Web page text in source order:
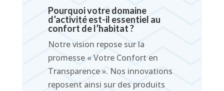
Pourquoi votre domaine
d’activité est-il essentiel au
confort de l’habitat ?
Notre vision repose sur la
promesse « Votre Confort en
Transparence ». Nos innovations
reposent ainsi sur des produits